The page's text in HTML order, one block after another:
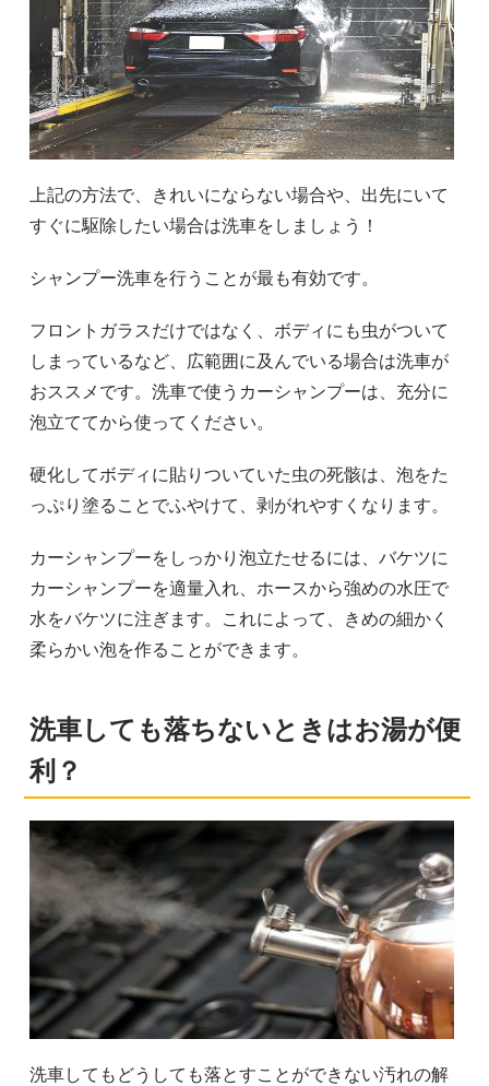
上記の方法で、きれいにならない場合や、出先にいて
すぐに駆除したい場合は洗車をしましょう！
シャンプー洗車を行うことが最も有効です。
フロントガラスだけではなく、ボディにも虫がついて
しまっているなど、広範囲に及んでいる場合は洗車が
おススメです。洗車で使うカーシャンプーは、充分に
泡立ててから使ってください。
硬化してボディに貼りついていた虫の死骸は、泡をた
っぷり塗ることでふやけて、剥がれやすくなります。
カーシャンプーをしっかり泡立たせるには、バケツに
カーシャンプーを適量入れ、ホースから強めの水圧で
水をバケツに注ぎます。これによって、きめの細かく
柔らかい泡を作ることができます。
洗車しても落ちないときはお湯が便
利？
洗車してもどうしても落とすことができない汚れの解